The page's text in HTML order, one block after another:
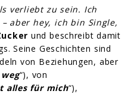
verliebt zu sein. Ich
aber hey, ich bin Single,
und beschreibt damit
Seine Geschichten sind
von Beziehungen, aber
“), von
alles für mich“),